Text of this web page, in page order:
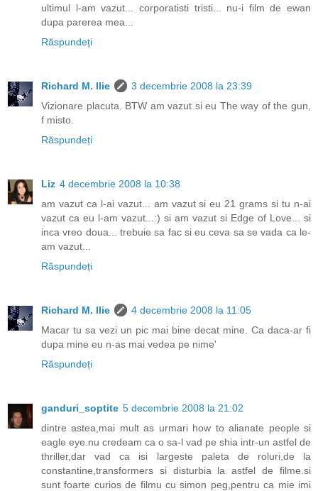
ultimul l-am vazut... corporatisti tristi... nu-i film de ewan
dupa parerea mea...
Răspundeți
Richard M. Ilie
3 decembrie 2008 la 23:39
Vizionare placuta. BTW am vazut si eu The way of the gun,
f misto.
Răspundeți
Liz 4 decembrie 2008 la 10:38
am vazut ca l-ai vazut... am vazut si eu 21 grams si tu n-ai
vazut ca eu l-am vazut...:) si am vazut si Edge of Love... si
inca vreo doua... trebuie sa fac si eu ceva sa se vada ca le-
am vazut...
Răspundeți
Richard M. Ilie
4 decembrie 2008 la 11:05
Macar tu sa vezi un pic mai bine decat mine. Ca daca-ar fi
dupa mine eu n-as mai vedea pe nime'
Răspundeți
ganduri_soptite 5 decembrie 2008 la 21:02
dintre astea,mai mult as urmari how to alianate people si
eagle eye.nu credeam ca o sa-l vad pe shia intr-un astfel de
thriller,dar vad ca isi largeste paleta de roluri,de la
constantine,transformers si disturbia la astfel de filme.si
sunt foarte curios de filmu cu simon peg,pentru ca mie imi